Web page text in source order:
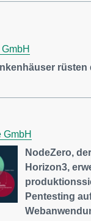
rüsten
GmbH
NodeZero,
Horizon3,
Pentesting